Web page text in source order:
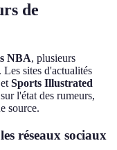
de
NBA, plusieurs
sites d'actualités
Sports Illustrated
l'état des rumeurs,
source.
réseaux sociaux